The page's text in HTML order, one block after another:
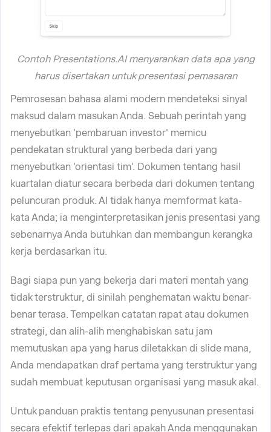
Contoh Presentations.AI menyarankan data apa yang
harus disertakan untuk presentasi pemasaran
Pemrosesan bahasa alami modern mendeteksi sinyal
maksud dalam masukan Anda. Sebuah perintah yang
menyebutkan 'pembaruan investor' memicu
pendekatan struktural yang berbeda dari yang
menyebutkan 'orientasi tim'. Dokumen tentang hasil
kuartalan diatur secara berbeda dari dokumen tentang
peluncuran produk. AI tidak hanya memformat kata-
kata Anda; ia menginterpretasikan jenis presentasi yang
sebenarnya Anda butuhkan dan membangun kerangka
kerja berdasarkan itu.
Bagi siapa pun yang bekerja dari materi mentah yang
tidak terstruktur, di sinilah penghematan waktu benar-
benar terasa. Tempelkan catatan rapat atau dokumen
strategi, dan alih-alih menghabiskan satu jam
memutuskan apa yang harus diletakkan di slide mana,
Anda mendapatkan draf pertama yang terstruktur yang
sudah membuat keputusan organisasi yang masuk akal.
Untuk panduan praktis tentang penyusunan presentasi
secara efektif terlepas dari apakah Anda menggunakan